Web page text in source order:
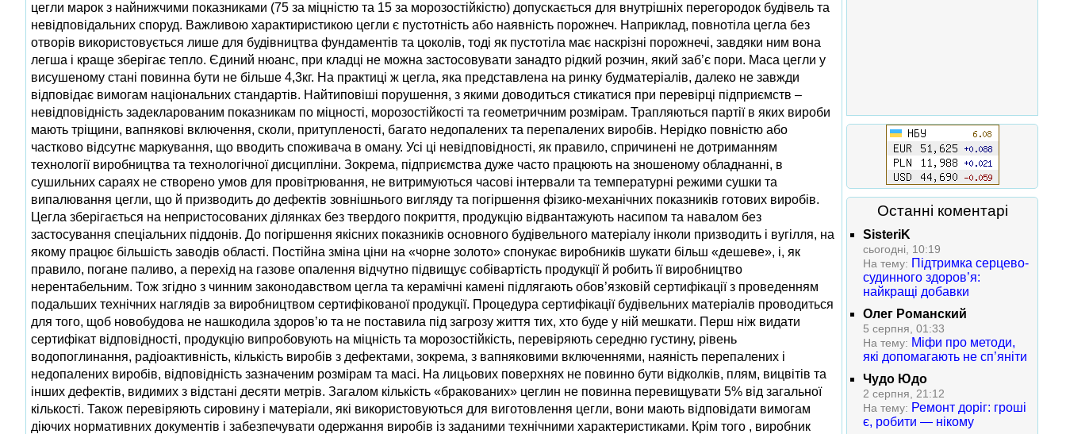
цегли марок з найнижчими показниками (75 за мiцнiстю та 15 за морозостiйкiстю) допускається для внутрiшнiх перегородок будівель та
невiдповiдальних споруд. Важливою характиристикою цегли є пустотність або наявність порожнеч. Наприклад, повнотіла цегла без
отворів використовується лише для будівництва фундаментів та цоколів, тоді як пустотіла має наскрізні порожнечі, завдяки ним вона
легша і краще зберігає тепло. Єдиний нюанс, при кладці не можна застосовувати занадто рідкий розчин, який заб’є пори. Маса цегли у
висушеному станi повинна бути не бiльше 4,3кг. На практиці ж цегла, яка представлена на ринку будматеріалів, далеко не завжди
відповідає вимогам національних стандартів. Найтиповіші порушення, з якими доводиться стикатися при перевірці підприємств –
невідповідність задекларованим показникам по міцності, морозостійкості та геометричним розмірам. Трапляються партії в яких вироби
мають тріщини, вапнякові включення, сколи, притупленості, багато недопалених та перепалених виробів. Нерідко повністю або
частково відсутнє маркування, що вводить споживача в оману. Усі ці невідповідності, як правило, спричинені не дотриманням
технології виробництва та технологічної дисципліни. Зокрема, підприємства дуже часто працюють на зношеному обладнанні, в
сушильних сараях не створено умов для провітрювання, не витримуються часові інтервали та температурні режими сушки та
випалювання цегли, що й призводить до дефектів зовнішнього вигляду та погіршення фізико-механічних показників готових виробів.
Цегла зберігається на непристосованих ділянках без твердого покриття, продукцію відвантажують насипом та навалом без
застосування спеціальних піддонів. До погіршення якісних показників основного будівельного матеріалу інколи призводить і вугілля, на
якому працює більшість заводів області. Постійна зміна ціни на «чорне золото» спонукає виробників шукати більш «дешеве», і, як
правило, погане паливо, а перехід на газове опалення відчутно підвищує собівартість продукції й робить її виробництво
нерентабельним. Тож згідно з чинним законодавством цегла та керамічні камені підлягають обов’язковій сертифікації з проведенням
подальших технічних наглядів за виробництвом сертифікованої продукції. Процедура сертифікації будівельних матеріалів проводиться
для того, щоб новобудова не нашкодила здоров’ю та не поставила під загрозу життя тих, хто буде у ній мешкати. Перш ніж видати
сертифікат відповідності, продукцію випробовують на міцність та морозостійкість, перевіряють середню густину, рівень
водопоглинання, радiоактивнiсть, кількість виробів з дефектами, зокрема, з вапняковими включеннями, наяність перепалених і
недопалених виробів, відповідність зазначеним розмірам та масі. На лицьових поверхнях не повинно бути вiдколкiв, плям, вицвiтiв та
iнших дефектiв, видимих з вiдстанi десяти метрів. Загалом кiлькiсть «бракованих» цеглин не повинна перевищувати 5% від загальної
кількості. Також перевіряють сировину i матерiали, які використовуються для виготовлення цегли, вони мають вiдповiдати вимогам
дiючих нормативних документiв i забезпечувати одержання виробiв iз заданими технiчними характеристиками. Крім того , виробник
Останні коментарі
SisteriK
сьогодні, 10:19
На тему: Підтримка серцево-
судинного здоров’я:
найкращі добавки
Олег Романский
5 серпня, 01:33
На тему: Міфи про методи,
які допомагають не сп’яніти
Чудо Юдо
2 серпня, 21:12
На тему: Ремонт доріг: гроші
є, робити — нікому